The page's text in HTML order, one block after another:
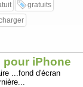
gratuits
pour iPhone
...fond d'écran